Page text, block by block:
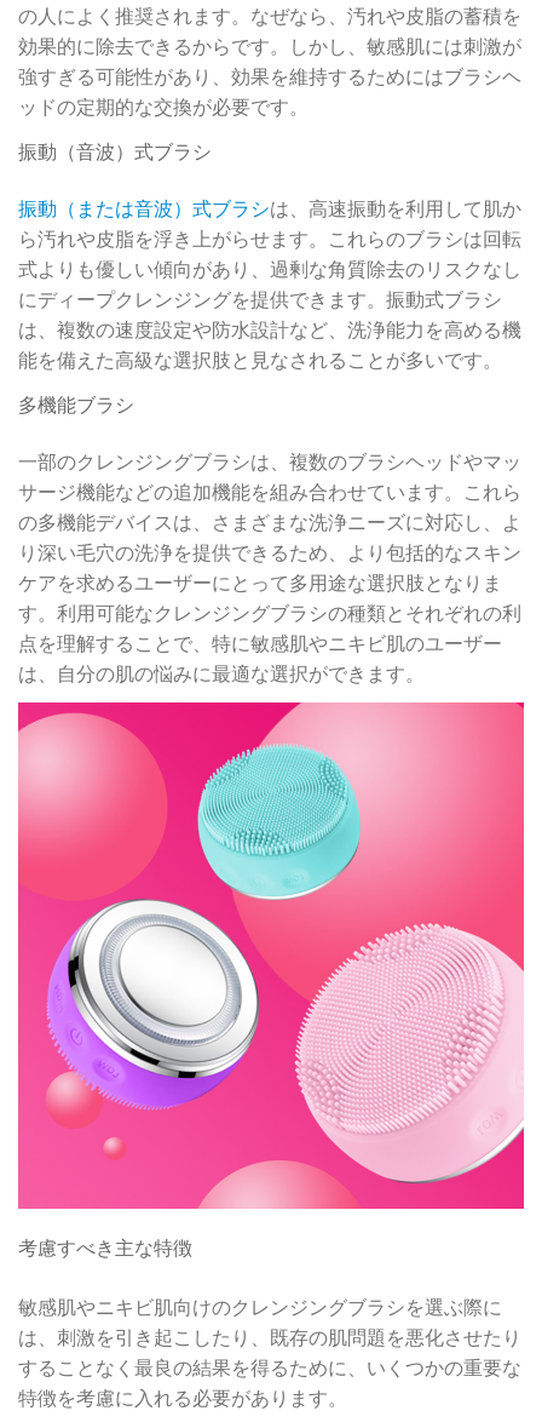
の人によく推奨されます。なぜなら、汚れや皮脂の蓄積を
効果的に除去できるからです。しかし、敏感肌には刺激が
強すぎる可能性があり、効果を維持するためにはブラシヘ
ッドの定期的な交換が必要です。
振動（音波）式ブラシ
振動（または音波）式ブラシは、高速振動を利用して肌か
ら汚れや皮脂を浮き上がらせます。これらのブラシは回転
式よりも優しい傾向があり、過剰な角質除去のリスクなし
にディープクレンジングを提供できます。振動式ブラシ
は、複数の速度設定や防水設計など、洗浄能力を高める機
能を備えた高級な選択肢と見なされることが多いです。
多機能ブラシ
一部のクレンジングブラシは、複数のブラシヘッドやマッ
サージ機能などの追加機能を組み合わせています。これら
の多機能デバイスは、さまざまな洗浄ニーズに対応し、よ
り深い毛穴の洗浄を提供できるため、より包括的なスキン
ケアを求めるユーザーにとって多用途な選択肢となりま
す。利用可能なクレンジングブラシの種類とそれぞれの利
点を理解することで、特に敏感肌やニキビ肌のユーザー
は、自分の肌の悩みに最適な選択ができます。
考慮すべき主な特徴
敏感肌やニキビ肌向けのクレンジングブラシを選ぶ際に
は、刺激を引き起こしたり、既存の肌問題を悪化させたり
することなく最良の結果を得るために、いくつかの重要な
特徴を考慮に入れる必要があります。